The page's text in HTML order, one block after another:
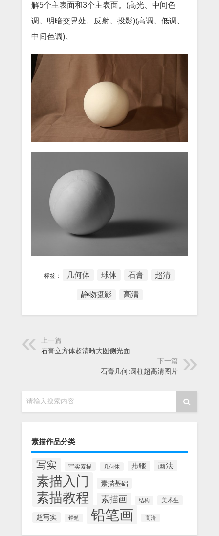
解5个主表面和3个主表面。(高光、中间色
调、明暗交界处、反射、投影)(高调、低调、
中间色调)。
标签： 几何体 球体 石膏 超清
静物摄影 高清
上一篇
石膏立方体超清晰大图侧光面
下一篇
石膏几何:圆柱超高清图片
请输入搜索内容
素描作品分类
写实 写实素描 几何体 步骤 画法
素描入门 素描基础
素描教程 素描画 结构 美术生
超写实 铅笔 铅笔画 高清